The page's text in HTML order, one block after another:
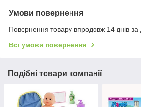
Умови повернення
Повернення товару впродовж 14 днів за
Всі умови повернення
Подібні товари компанії